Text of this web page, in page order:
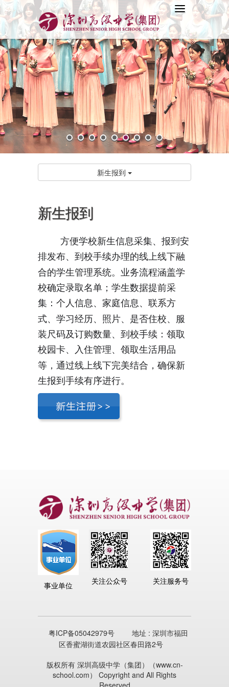
新生报到
新生报到
排发布、到校手续办理的线上线下融
合的学生管理系统。业务流程涵盖学
校确定录取名单；学生数据提前采
集：个人信息、家庭信息、联系方
式、学习经历、照片、是否住校、服
装尺码及订购数量、到校手续：领取
校园卡、入住管理、领取生活用品
等，通过线上线下完美结合，确保新
生报到手续有序进行。
事业单位 关注公众号 关注服务号
粤ICP备05042979号
地址 : 深圳市福田
区香蜜湖街道农园社区春田路2号
版权所有 深圳高级中学（集团）（www.cn-
school.com） Copyright and All Rights